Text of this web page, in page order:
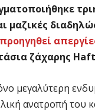
μαζικές
ζάχαρης
μεγαλύτερη
ανατροπή του